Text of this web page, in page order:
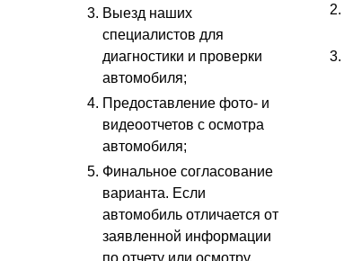
Выезд наших
специалистов для
диагностики и проверки
автомобиля;
Предоставление фото- и
видеоотчетов с осмотра
автомобиля;
Финальное согласование
варианта. Если
автомобиль отличается от
заявленной информации
по отчету или осмотру,